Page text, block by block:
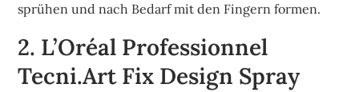
sprühen und nach Bedarf mit den Fingern formen.
2. L’Oréal Professionnel
Tecni.Art Fix Design Spray